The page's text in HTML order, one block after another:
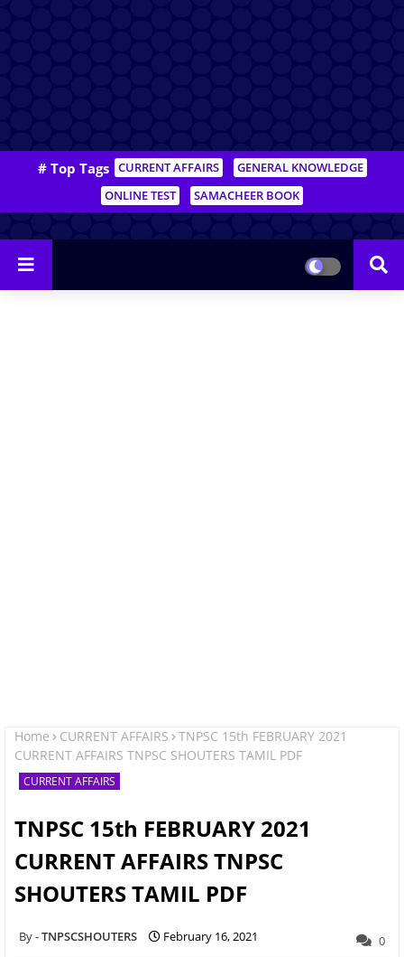
# Top Tags CURRENT AFFAIRS
GENERAL KNOWLEDGE
ONLINE TEST
SAMACHEER BOOK
Home CURRENT AFFAIRS
TNPSC 15th FEBRUARY 2021
CURRENT AFFAIRS TNPSC SHOUTERS TAMIL PDF
CURRENT AFFAIRS
TNPSC 15th FEBRUARY 2021
CURRENT AFFAIRS TNPSC
SHOUTERS TAMIL PDF
TNPSCSHOUTERS February 16, 2021 0